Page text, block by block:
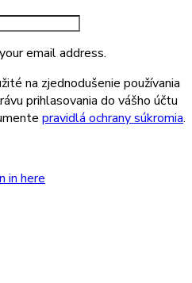
email address.
na zjednodušenie používania
prihlasovania do vášho účtu
pravidlá ochrany súkromia.
in here